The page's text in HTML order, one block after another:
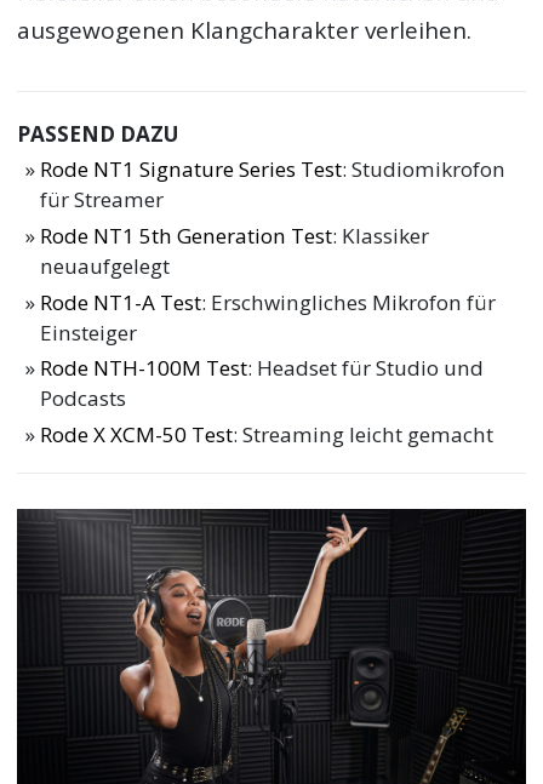
ausgewogenen Klangcharakter verleihen.
PASSEND DAZU
Rode NT1 Signature Series Test: Studiomikrofon
für Streamer
Rode NT1 5th Generation Test: Klassiker
neuaufgelegt
Rode NT1-A Test: Erschwingliches Mikrofon für
Einsteiger
Rode NTH-100M Test: Headset für Studio und
Podcasts
Rode X XCM-50 Test: Streaming leicht gemacht